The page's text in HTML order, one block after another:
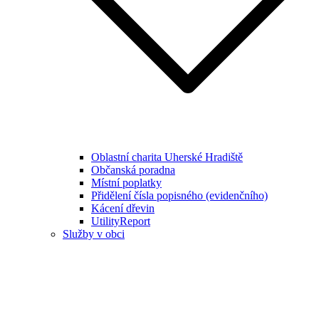
Oblastní charita Uherské Hradiště
Občanská poradna
Místní poplatky
Přidělení čísla popisného (evidenčního)
Kácení dřevin
UtilityReport
Služby v obci